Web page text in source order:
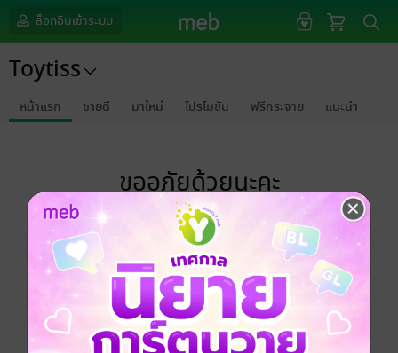
ล็อกอินเข้าระบบ
Toytiss
หน้าแรก ขายดี มาใหม่ โปรโมชัน ฟรีกระจาย แนะนำ
ขออภัยด้วยนะคะ
ไม่พบข้อมูลในหัวข้อที่คุณกำลังชมค่ะ